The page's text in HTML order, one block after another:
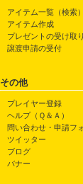
アイテム一覧（検索）
アイテム作成
プレゼントの受け取り
譲渡申請の受付
その他
プレイヤー登録
ヘルプ（Ｑ＆Ａ）
問い合わせ・申請フ
ツイッター
ブログ
バナー